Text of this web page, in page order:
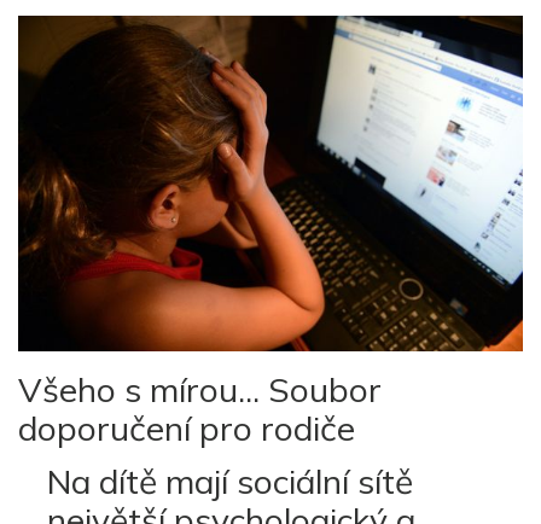
Všeho s mírou... Soubor
doporučení pro rodiče
Na dítě mají sociální sítě